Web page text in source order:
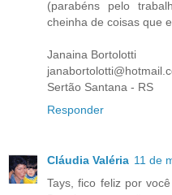
(parabéns pelo
cheinha de coisas que
Janaina Bortolotti
Sertão Santana - RS
Responder
Cláudia Valéria 11 de
Tays, fico feliz por